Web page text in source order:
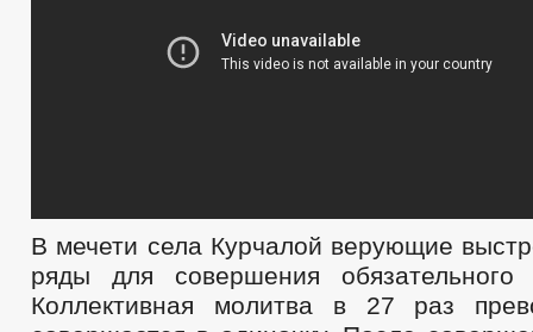
В мечети села Курчалой верующие
ряды для совершения обязательного
Коллективная молитва в 27 раз